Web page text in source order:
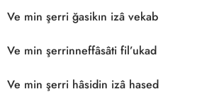
Ve min şerri ğasikın izâ vekab
Ve min şerrinneffâsâti fil’ukad
Ve min şerri hâsidin izâ hased